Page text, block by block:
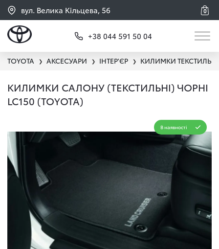
вул. Велика Кільцева, 56 0
+38 044 591 50 04
TOYOTA ❯ АКСЕСУАРИ ❯ ІНТЕР'ЄР ❯ КИЛИМКИ ТЕКСТИЛЬНІ
КИЛИМКИ САЛОНУ (ТЕКСТИЛЬНІ) ЧОРНІ
LC150 (TOYOTA)
В наявності